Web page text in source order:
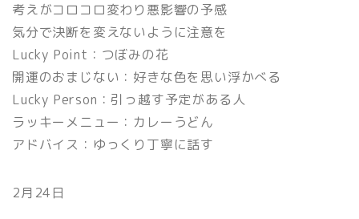
考えがコロコロ変わり悪影響の予感
気分で決断を変えないように注意を
Lucky Point：つぼみの花
開運のおまじない：好きな色を思い浮かべる
Lucky Person：引っ越す予定がある人
ラッキーメニュー：カレーうどん
アドバイス：ゆっくり丁寧に話す
2月24日